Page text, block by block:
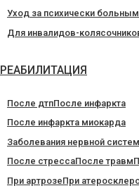
Уход за психически
Для инвалидов-
РЕАБИЛИТАЦИЯ
После дтпПосле инфаркта
После инфаркта миокарда
Заболевания нервной
После стрессаПосле травм
При артрозеПри